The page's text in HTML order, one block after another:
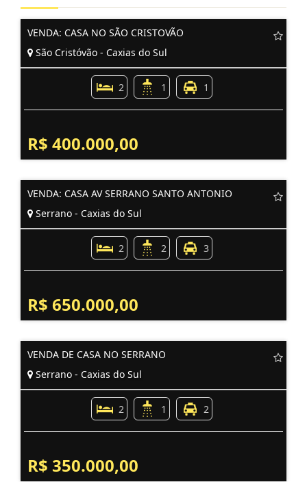
VENDA: CASA NO SÃO CRISTOVÃO
São Cristóvão - Caxias do Sul
2 1 1
R$ 400.000,00
VENDA: CASA AV SERRANO SANTO ANTONIO
Serrano - Caxias do Sul
2 2 3
R$ 650.000,00
VENDA DE CASA NO SERRANO
Serrano - Caxias do Sul
2 1 2
R$ 350.000,00